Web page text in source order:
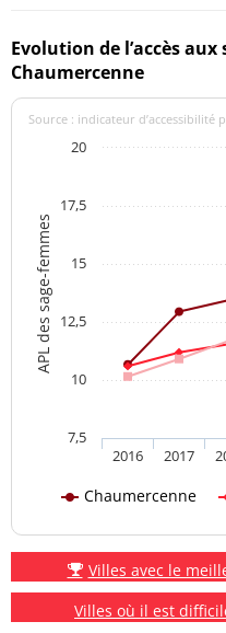
Evolution de l’accès aux
Chaumercenne
APL des sage-femmes
Source : indicateur d’accessibilité
Chaumercenne
2016 2017
7,5
10
12,5
15
17,5
20
Villes avec le
Villes où il est